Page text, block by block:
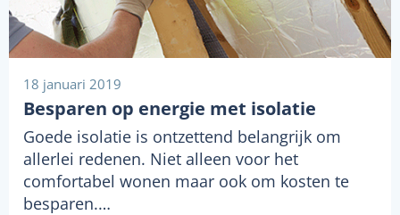
18 januari 2019
Besparen op energie met isolatie
Goede isolatie is ontzettend belangrijk om
allerlei redenen. Niet alleen voor het
comfortabel wonen maar ook om kosten te
besparen.…